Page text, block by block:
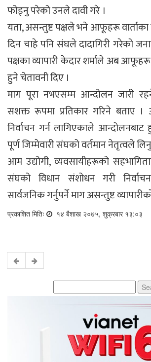
फोड्नु परेको उनले दावी गरे ।
यता, असन्तुष्ट पक्षले भने आफूहरू
दिन चाहे पनि संघले दादागिरी गरेको
पक्षका व्यापारी केदार शर्माले अब
हुने चेतावनी दिए ।
माग पूरा नभएसम्म आन्दोलन जारी
सशक्त रूपमा प्रतिकार गरिने बताए
निर्वाचन गर्न लागिएकाले आन्दोलनबाट
पूर्ण जिम्मेवारी संघको वर्तमान नेतृत्वले
आम उद्योगी, व्यवसायीहरूको
संघको विधान संशोधन गरी
सार्वजनिक गर्नुपर्ने माग असन्तुष्ट
प्रकाशित मितिः १४ बैशाख २०७५, शुक्रबार १३:०३
for: